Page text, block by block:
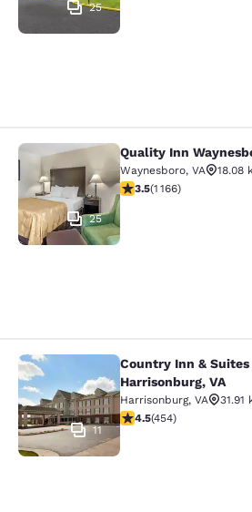
25
Quality Inn
25
Quality Inn
Waynesboro, VA
18.08
3.49 étoiles. Bien. 1166
3.5(1 166)
Country Inn & Suites
11
Country Inn & Suites
Harrisonburg, VA
Harrisonburg, VA
31.91
4.5 étoiles. Excellent.
4.5(454)